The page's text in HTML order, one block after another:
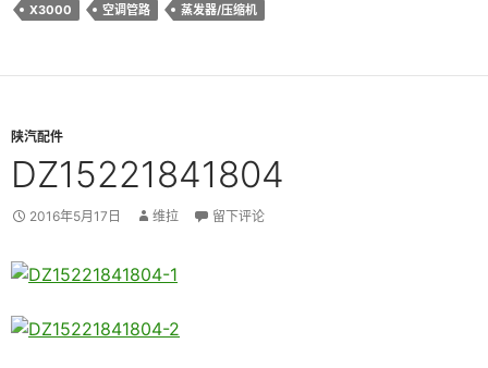
X3000 空调管路 蒸发器/压缩机
陕汽配件
DZ15221841804
2016年5月17日 维拉 留下评论